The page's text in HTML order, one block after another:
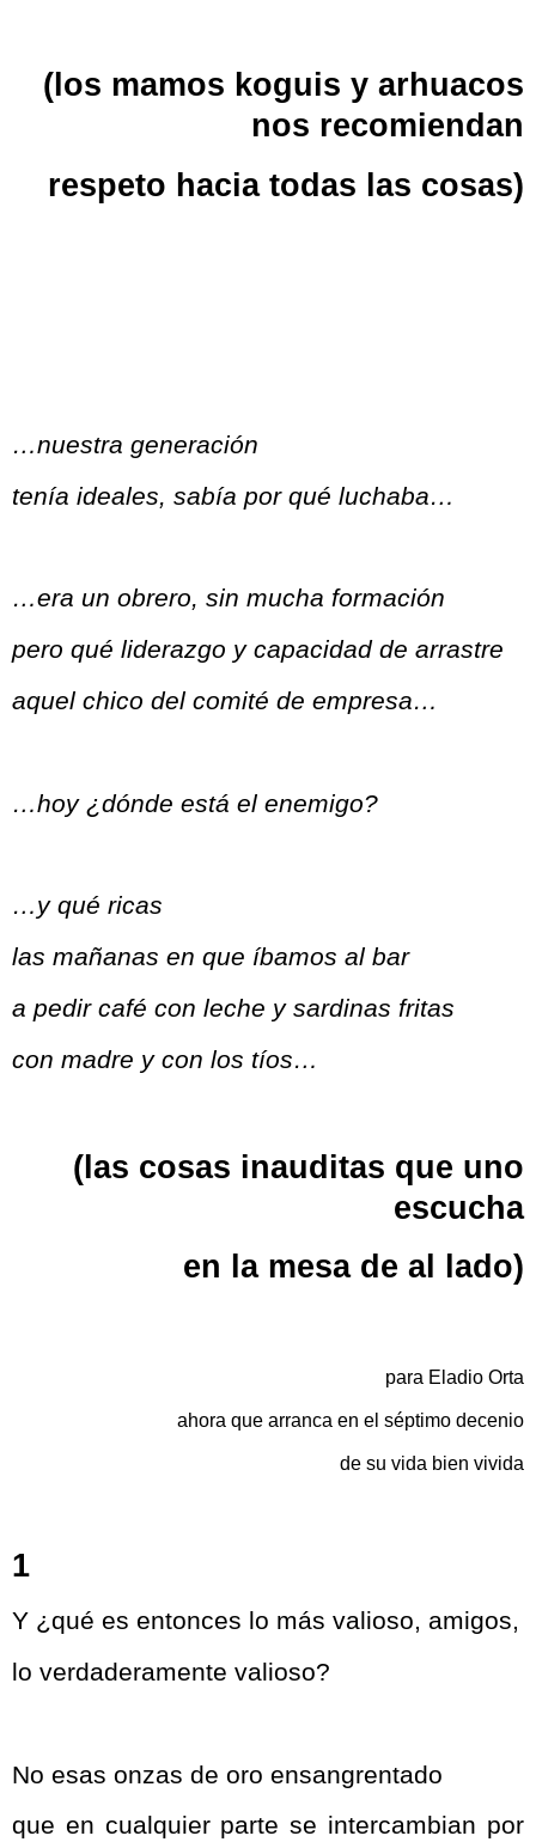
(los mamos koguis y arhuacos
nos recomiendan
respeto hacia todas las cosas)
…nuestra generación
tenía ideales, sabía por qué luchaba…
…era un obrero, sin mucha formación
pero qué liderazgo y capacidad de arrastre
aquel chico del comité de empresa…
…hoy ¿dónde está el enemigo?
…y qué ricas
las mañanas en que íbamos al bar
a pedir café con leche y sardinas fritas
con madre y con los tíos…
(las cosas inauditas que uno
escucha
en la mesa de al lado)
para Eladio Orta
ahora que arranca en el séptimo decenio
de su vida bien vivida
1
Y ¿qué es entonces lo más valioso, amigos,
lo verdaderamente valioso?
No esas onzas de oro ensangrentado
que en cualquier parte se intercambian por